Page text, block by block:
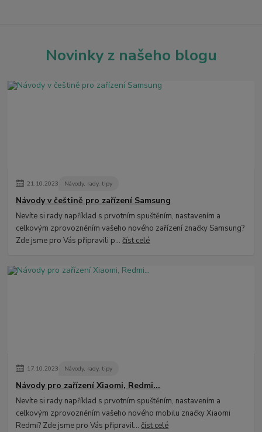
Novinky z našeho blogu
21.10.2023 Návody, rady, tipy
Návody v češtině pro zařízení Samsung
Nevíte si rady například s prvotním spuštěním, nastavením a
celkovým zprovozněním vašeho nového zařízení značky Samsung?
Zde jsme pro Vás připravili p...číst celé
17.10.2023 Návody, rady, tipy
Návody pro zařízení Xiaomi, Redmi...
Nevíte si rady například s prvotním spuštěním, nastavením a
celkovým zprovozněním vašeho nového mobilu značky Xiaomi
Redmi? Zde jsme pro Vás připravil...číst celé